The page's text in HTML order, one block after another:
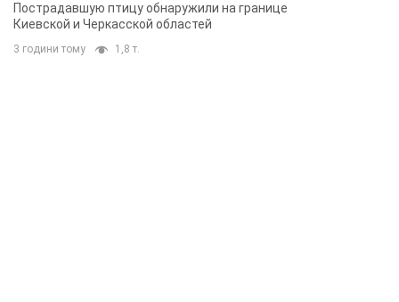
Пострадавшую птицу обнаружили на границе
Киевской и Черкасской областей
3 години тому 1,8 т.